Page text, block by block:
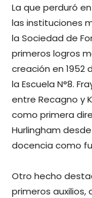
La que perduró
las instituciones
la Sociedad de
primeros logros
creación en 1952
la Escuela N°8.
entre Recagno y
como primera
Hurlingham
docencia como
Otro hecho
primeros